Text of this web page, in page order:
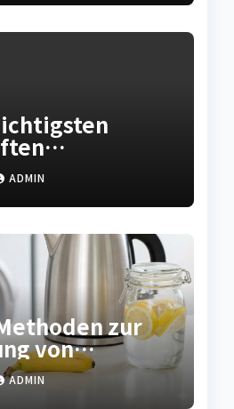
ADMIN
zur
von
in
ADMIN